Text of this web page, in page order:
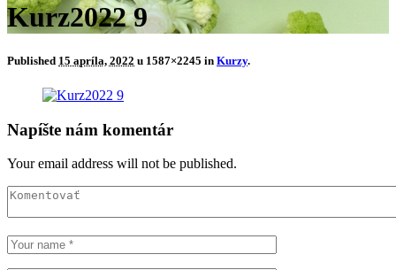
Kurz2022 9
Published 15 apríla, 2022 u 1587×2245 in Kurzy.
Napíšte nám komentár
Your email address will not be published.